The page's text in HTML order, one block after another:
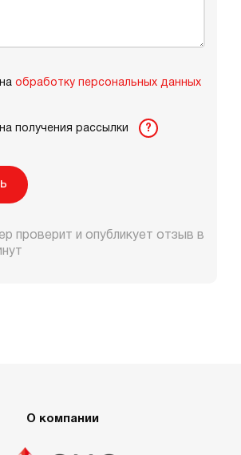
обработку персональных данных
получения рассылки ?
проверит и опубликует отзыв в
О компании